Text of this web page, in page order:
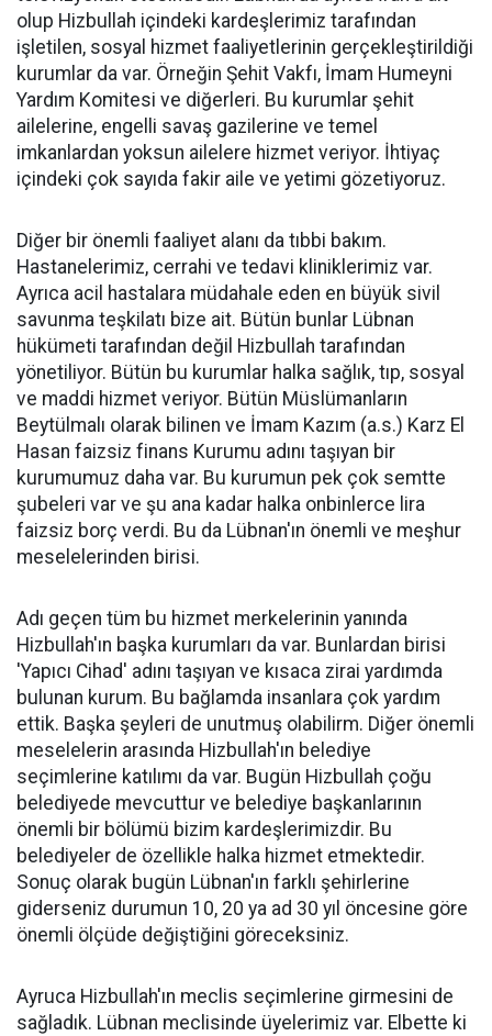
olup Hizbullah içindeki kardeşlerimiz tarafından
işletilen, sosyal hizmet faaliyetlerinin gerçekleştirildiği
kurumlar da var. Örneğin Şehit Vakfı, İmam Humeyni
Yardım Komitesi ve diğerleri. Bu kurumlar şehit
ailelerine, engelli savaş gazilerine ve temel
imkanlardan yoksun ailelere hizmet veriyor. İhtiyaç
içindeki çok sayıda fakir aile ve yetimi gözetiyoruz.
Diğer bir önemli faaliyet alanı da tıbbi bakım.
Hastanelerimiz, cerrahi ve tedavi kliniklerimiz var.
Ayrıca acil hastalara müdahale eden en büyük sivil
savunma teşkilatı bize ait. Bütün bunlar Lübnan
hükümeti tarafından değil Hizbullah tarafından
yönetiliyor. Bütün bu kurumlar halka sağlık, tıp, sosyal
ve maddi hizmet veriyor. Bütün Müslümanların
Beytülmalı olarak bilinen ve İmam Kazım (a.s.) Karz El
Hasan faizsiz finans Kurumu adını taşıyan bir
kurumumuz daha var. Bu kurumun pek çok semtte
şubeleri var ve şu ana kadar halka onbinlerce lira
faizsiz borç verdi. Bu da Lübnan'ın önemli ve meşhur
meselelerinden birisi.
Adı geçen tüm bu hizmet merkelerinin yanında
Hizbullah'ın başka kurumları da var. Bunlardan birisi
'Yapıcı Cihad' adını taşıyan ve kısaca zirai yardımda
bulunan kurum. Bu bağlamda insanlara çok yardım
ettik. Başka şeyleri de unutmuş olabilirm. Diğer önemli
meselelerin arasında Hizbullah'ın belediye
seçimlerine katılımı da var. Bugün Hizbullah çoğu
belediyede mevcuttur ve belediye başkanlarının
önemli bir bölümü bizim kardeşlerimizdir. Bu
belediyeler de özellikle halka hizmet etmektedir.
Sonuç olarak bugün Lübnan'ın farklı şehirlerine
giderseniz durumun 10, 20 ya ad 30 yıl öncesine göre
önemli ölçüde değiştiğini göreceksiniz.
Ayruca Hizbullah'ın meclis seçimlerine girmesini de
sağladık. Lübnan meclisinde üyelerimiz var. Elbette ki